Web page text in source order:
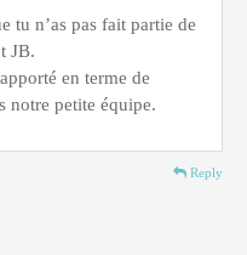
tu n’as pas fait partie de
JB.
en terme de
notre petite équipe.
Reply